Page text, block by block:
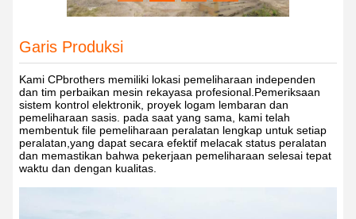
Garis Produksi
Kami CPbrothers memiliki lokasi pemeliharaan independen
dan tim perbaikan mesin rekayasa profesional.Pemeriksaan
sistem kontrol elektronik, proyek logam lembaran dan
pemeliharaan sasis. pada saat yang sama, kami telah
membentuk file pemeliharaan peralatan lengkap untuk setiap
peralatan,yang dapat secara efektif melacak status peralatan
dan memastikan bahwa pekerjaan pemeliharaan selesai tepat
waktu dan dengan kualitas.